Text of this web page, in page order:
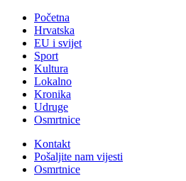
Početna
Hrvatska
EU i svijet
Sport
Kultura
Lokalno
Kronika
Udruge
Osmrtnice
Kontakt
Pošaljite nam vijesti
Osmrtnice